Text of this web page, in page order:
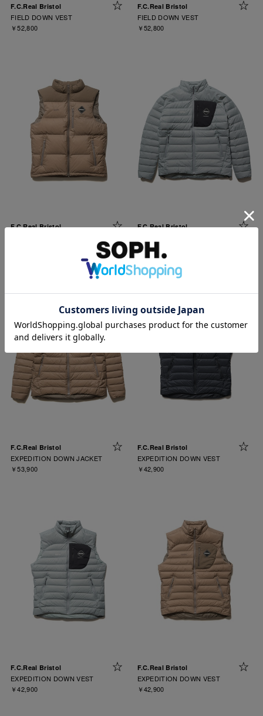
F.C.Real Bristol
FIELD DOWN VEST
￥52,800
F.C.Real Bristol
FIELD DOWN VEST
￥52,800
F.C.Real Bristol F.C.Real Bristol
￥53,900
F.C.Real Bristol
EXPEDITION DOWN JACKET
￥53,900
F.C.Real Bristol
EXPEDITION DOWN VEST
￥42,900
F.C.Real Bristol
EXPEDITION DOWN VEST
￥42,900
F.C.Real Bristol
EXPEDITION DOWN VEST
￥42,900